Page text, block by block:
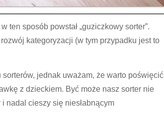
ten sposób powstał „guziczkowy sorter”.
kategoryzacji (w tym przypadku jest to
jednak uważam, że warto poświęcić
z dzieckiem. Być może nasz sorter nie
nadal cieszy się niesłabnącym